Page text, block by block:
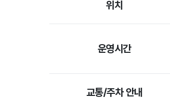
위치
운영시간
교통/주차 안내